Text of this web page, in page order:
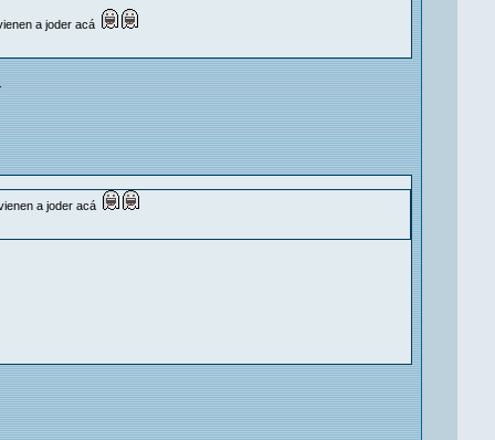
a joder acá
a joder acá